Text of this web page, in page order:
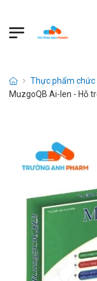
Thực phẩm chức
MuzgoQB Ai-len - Hỗ